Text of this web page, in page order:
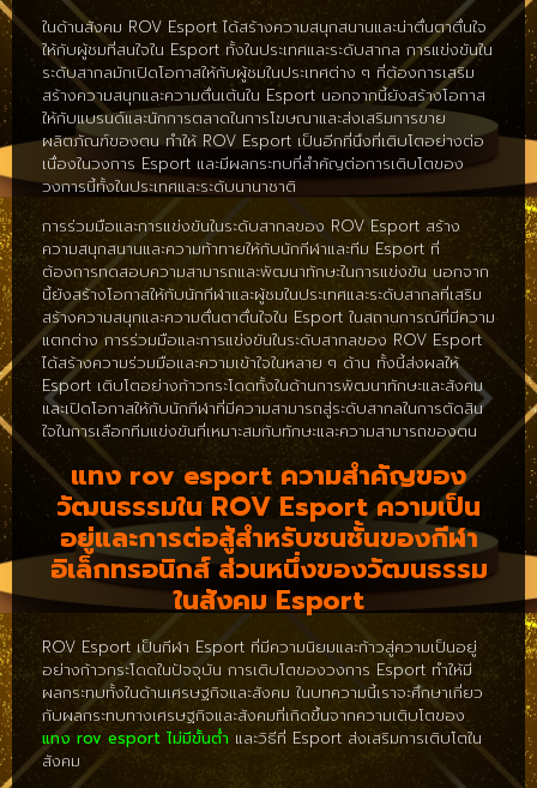
ในด้านสังคม ROV Esport ได้สร้างความสนุกสนานและน่าตื่นตาตื่นใจ
ให้กับผู้ชมที่สนใจใน Esport ทั้งในประเทศและระดับสากล การแข่งขันใน
ระดับสากลมักเปิดโอกาสให้กับผู้ชมในประเทศต่าง ๆ ที่ต้องการเสริม
สร้างความสนุกและความตื่นเต้นใน Esport นอกจากนี้ยังสร้างโอกาส
ให้กับแบรนด์และนักการตลาดในการโฆษณาและส่งเสริมการขาย
ผลิตภัณฑ์ของตน ทำให้ ROV Esport เป็นอีกที่นึงที่เติบโตอย่างต่อ
เนื่องในวงการ Esport และมีผลกระทบที่สำคัญต่อการเติบโตของ
วงการนี้ทั้งในประเทศและระดับนานาชาติ
การร่วมมือและการแข่งขันในระดับสากลของ ROV Esport สร้าง
ความสนุกสนานและความท้าทายให้กับนักกีฬาและทีม Esport ที่
ต้องการทดสอบความสามารถและพัฒนาทักษะในการแข่งขัน นอกจาก
นี้ยังสร้างโอกาสให้กับนักกีฬาและผู้ชมในประเทศและระดับสากลที่เสริม
สร้างความสนุกและความตื่นตาตื่นใจใน Esport ในสถานการณ์ที่มีความ
แตกต่าง การร่วมมือและการแข่งขันในระดับสากลของ ROV Esport
ได้สร้างความร่วมมือและความเข้าใจในหลาย ๆ ด้าน ทั้งนี้ส่งผลให้
Esport เติบโตอย่างก้าวกระโดดทั้งในด้านการพัฒนาทักษะและสังคม
และเปิดโอกาสให้กับนักกีฬาที่มีความสามารถสู่ระดับสากลในการตัดสิน
ใจในการเลือกทีมแข่งขันที่เหมาะสมกับทักษะและความสามารถของตน
แทง rov esport ความสำคัญของ
วัฒนธรรมใน ROV Esport ความเป็น
อยู่และการต่อสู้สำหรับชนชั้นของกีฬา
อิเล็กทรอนิกส์ ส่วนหนึ่งของวัฒนธรรม
ในสังคม Esport
ROV Esport เป็นกีฬา Esport ที่มีความนิยมและก้าวสู่ความเป็นอยู่
อย่างก้าวกระโดดในปัจจุบัน การเติบโตของวงการ Esport ทำให้มี
ผลกระทบทั้งในด้านเศรษฐกิจและสังคม ในบทความนี้เราจะศึกษาเกี่ยว
กับผลกระทบทางเศรษฐกิจและสังคมที่เกิดขึ้นจากความเติบโตของ
แทง rov esport ไม่มีขั้นต่ำ และวิธีที่ Esport ส่งเสริมการเติบโตใน
สังคม